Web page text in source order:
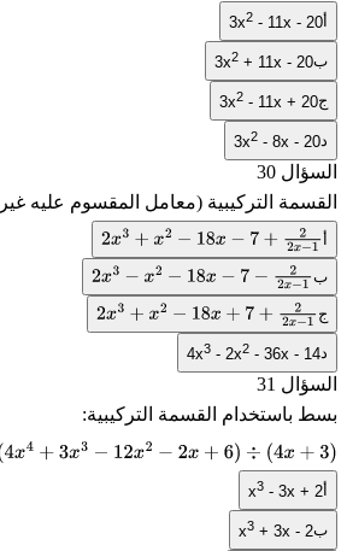
3x2 - 11x - 20
ب 3x2 + 11x - 20
ج 3x2 - 11x + 20
3x2 - 8x - 20
السؤال 30
القسمة التركيبية (معامل المقسوم عليه غير 1):
2x +x 2− −7+2 −
ب
2x 2− −7−2 −
ج
2x +x 2− +7+2 2x −
4x3 - 2x2 - 36x - 14
السؤال 31
بسط باستخدام القسمة التركيبية:
(4x + x3− x2−2 )÷( x +3)
x3 - 3x + 2
ب x3 + 3x - 2